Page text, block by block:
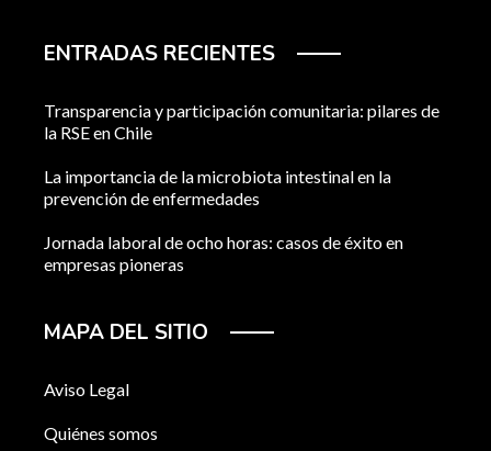
ENTRADAS RECIENTES
Transparencia y participación comunitaria: pilares de
la RSE en Chile
La importancia de la microbiota intestinal en la
prevención de enfermedades
Jornada laboral de ocho horas: casos de éxito en
empresas pioneras
MAPA DEL SITIO
Aviso Legal
Quiénes somos